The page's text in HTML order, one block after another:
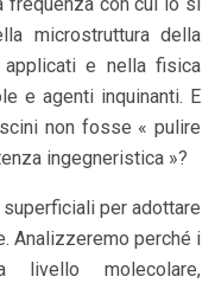
microstruttura della
e nella fisica
e agenti inquinanti. E
non fosse « pulire
ingegneristica »?
per adottare
Analizzeremo perché i
livello molecolare,